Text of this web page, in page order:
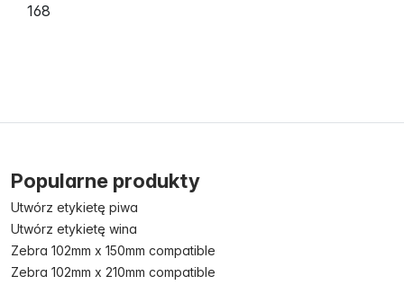
168
Popularne produkty
Utwórz etykietę piwa
Utwórz etykietę wina
Zebra 102mm x 150mm compatible
Zebra 102mm x 210mm compatible